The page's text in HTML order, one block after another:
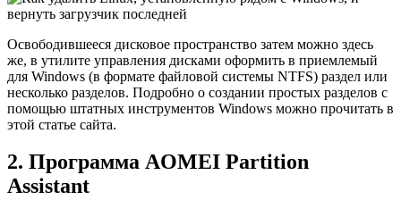
Освободившееся дисковое пространство затем можно здесь
же, в утилите управления дисками оформить в приемлемый
для Windows (в формате файловой системы NTFS) раздел или
несколько разделов. Подробно о создании простых разделов с
помощью штатных инструментов Windows можно прочитать в
этой статье сайта.
2. Программа AOMEI Partition
Assistant